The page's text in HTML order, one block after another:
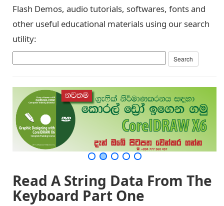
Flash Demos, audio tutorials, softwares, fonts and
other useful educational materials using our search
utility:
Read A String Data From The
Keyboard Part One